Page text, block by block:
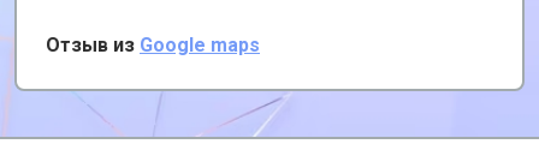
них есть удобная услуга вызова курьера,
забирает и привозит почти за даром!
Отзыв из Google maps